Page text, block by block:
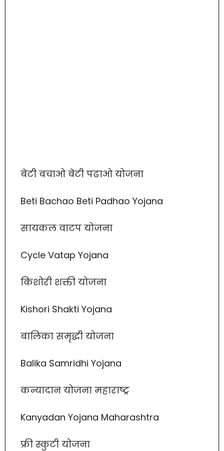
बेटी बचाओ बेटी पढाओ योजना
Beti Bachao Beti Padhao Yojana
सायकल वाटप योजना
Cycle Vatap Yojana
किशोरी शक्ती योजना
Kishori Shakti Yojana
बालिका समृद्धी योजना
Balika Samridhi Yojana
कन्यादान योजना महाराष्ट्र
Kanyadan Yojana Maharashtra
फ्री स्कुटी योजना